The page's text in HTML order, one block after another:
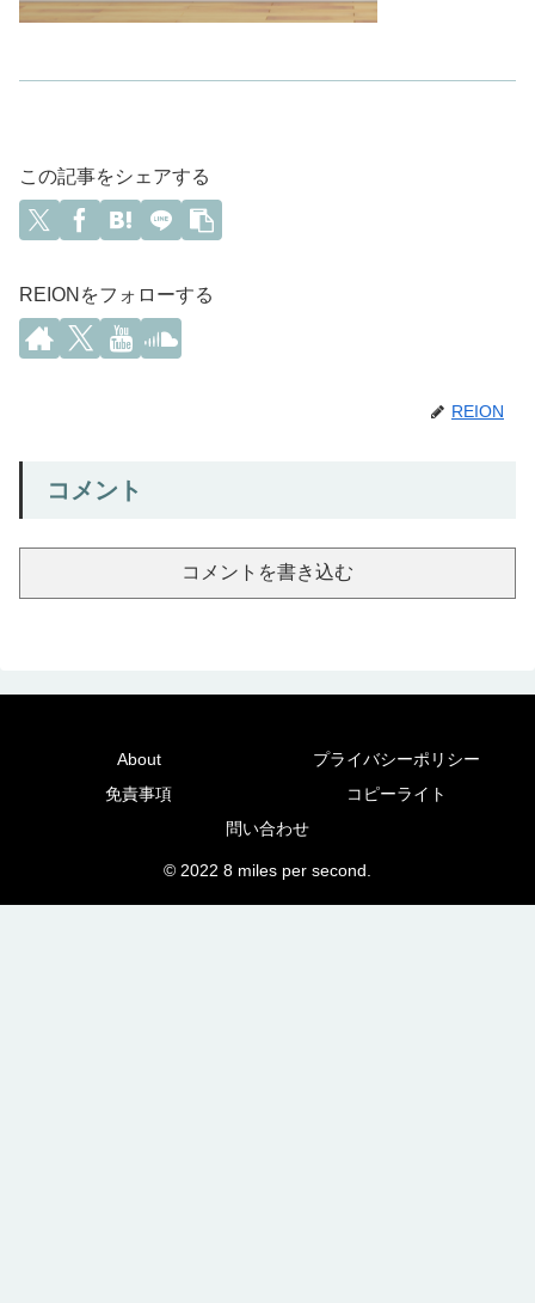
この記事をシェアする
REIONをフォローする
REION
コメント
コメントを書き込む
About
プライバシーポリシー
免責事項
コピーライト
問い合わせ
© 2022 8 miles per second.